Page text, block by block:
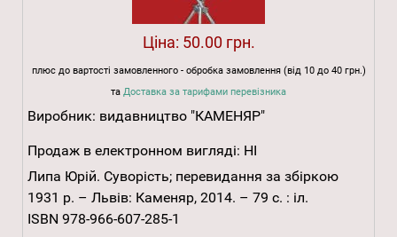
Ціна: 50.00 грн.
плюс до вартості замовленного - обробка замовлення (від 10 до 40 грн.)
та Доставка за тарифами перевізника
Виробник: видавництво "КАМЕНЯР"
Продаж в електронном вигляді: НІ
Липа Юрій. Суворість; перевидання за збіркою
1931 р. – Львів: Каменяр, 2014. – 79 с. : іл.
ISBN 978-966-607-285-1